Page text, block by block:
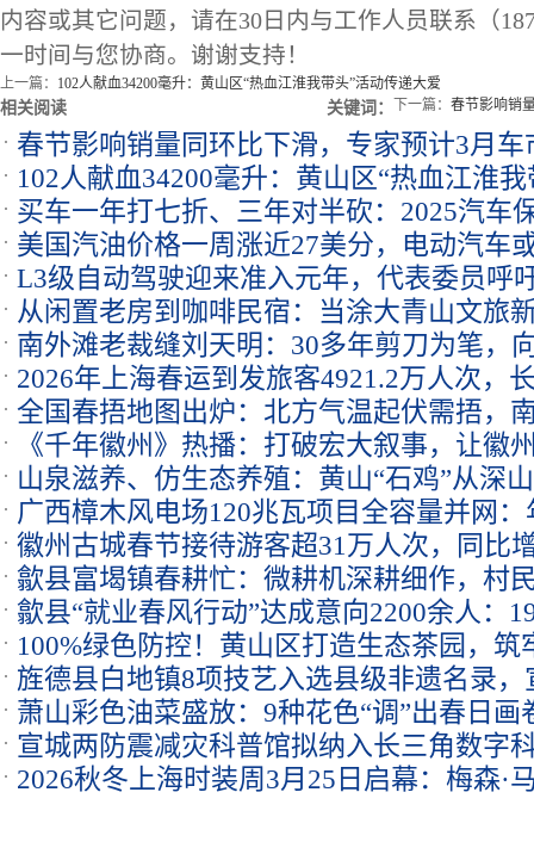
内容或其它问题，请在30日内与工作人员联系（
一时间与您协商。谢谢支持！
上一篇： 102人献血34200毫升：黄山区“热血江淮我带头”活动传递大爱
下一篇： 春节影响销
相关阅读 关键词：
春节影响销量同环比下滑，专家预计3月车
102人献血34200毫升：黄山区“热血江淮
买车一年打七折、三年对半砍：2025汽车
美国汽油价格一周涨近27美分，电动汽车
L3级自动驾驶迎来准入元年，代表委员呼
定从闲置老房到咖啡民宿：当涂大青山文旅
南外滩老裁缝刘天明：30多年剪刀为笔，
方式”
2026年上海春运到发旅客4921.2万人次，
全国春捂地图出炉：北方气温起伏需捂，
《千年徽州》热播：打破宏大叙事，让徽
山泉滋养、仿生态养殖：黄山“石鸡”从深
广西樟木风电场120兆瓦项目全容量并网
徽州古城春节接待游客超31万人次，同比
歙县富堨镇春耕忙：微耕机深耕细作，村
歙县“就业春风行动”达成意向2200余人：
用工
100%绿色防控！黄山区打造生态茶园，筑
旌德县白地镇8项技艺入选县级非遗名录
增300万
萧山彩色油菜盛放：9种花色“调”出春日画
宣城两防震减灾科普馆拟纳入长三角数字
2026秋冬上海时装周3月25日启幕：梅森·